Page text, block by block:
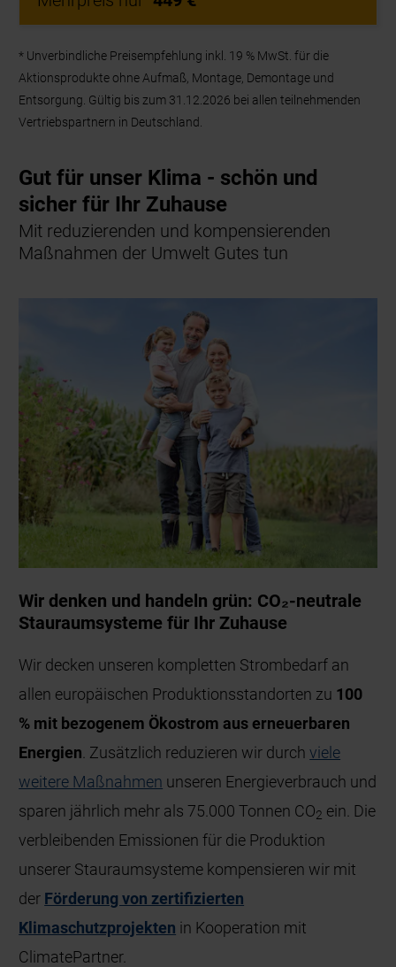
* Unverbindliche Preisempfehlung inkl. 19 % MwSt. für die
Aktionsprodukte ohne Aufmaß, Montage, Demontage und
Entsorgung. Gültig bis zum 31.12.2026 bei allen teilnehmenden
Vertriebspartnern in Deutschland.
Gut für unser Klima - schön und
sicher für Ihr Zuhause
Mit reduzierenden und kompensierenden
Maßnahmen der Umwelt Gutes tun
Wir denken und handeln grün: CO₂-neutrale
Stauraumsysteme für Ihr Zuhause
Wir decken unseren kompletten Strombedarf an
allen europäischen Produktionsstandorten zu 100
% mit bezogenem Ökostrom aus erneuerbaren
Energien . Zusätzlich reduzieren wir durchviele
weitere Maßnahmen unseren Energieverbrauch und
sparen jährlich mehr als 75.000 Tonnen CO2 ein. Die
verbleibenden Emissionen für die Produktion
unserer Stauraumsysteme kompensieren wir mit
der Förderung von zertifizierten
Klimaschutzprojekten in Kooperation mit
ClimatePartner.